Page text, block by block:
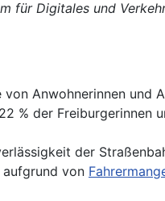
für Digitales und
Anwohnerinnen und
% der Freiburgerinnen
der
aufgrund von